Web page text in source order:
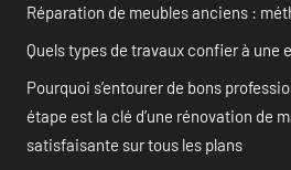
Réparation de meubles anciens :
Quels types de travaux confier à une
Pourquoi s’entourer de bons
étape est la clé d’une rénovation de
satisfaisante sur tous les plans